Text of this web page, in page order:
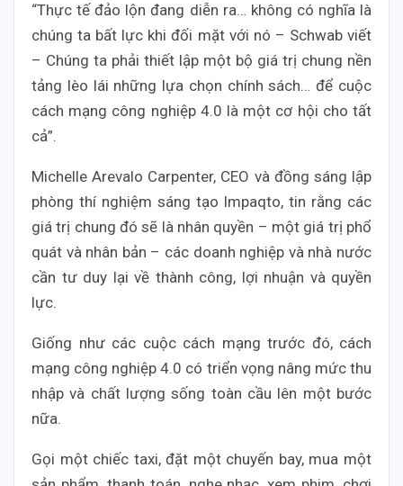
“Thực tế đảo lộn đang diễn ra… không có nghĩa là
chúng ta bất lực khi đối mặt với nó – Schwab viết
– Chúng ta phải thiết lập một bộ giá trị chung nền
tảng lèo lái những lựa chọn chính sách… để cuộc
cách mạng công nghiệp 4.0 là một cơ hội cho tất
cả”.
Michelle Arevalo Carpenter, CEO và đồng sáng lập
phòng thí nghiệm sáng tạo Impaqto, tin rằng các
giá trị chung đó sẽ là nhân quyền – một giá trị phổ
quát và nhân bản – các doanh nghiệp và nhà nước
cần tư duy lại về thành công, lợi nhuận và quyền
lực.
Giống như các cuộc cách mạng trước đó, cách
mạng công nghiệp 4.0 có triển vọng nâng mức thu
nhập và chất lượng sống toàn cầu lên một bước
nữa.
Gọi một chiếc taxi, đặt một chuyến bay, mua một